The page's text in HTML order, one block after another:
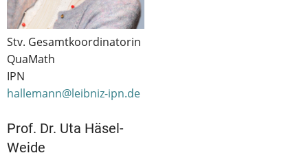
Stv. Gesamtkoordinatorin
QuaMath
IPN
hallemann@leibniz-ipn.de
Prof. Dr. Uta Häsel-
Weide